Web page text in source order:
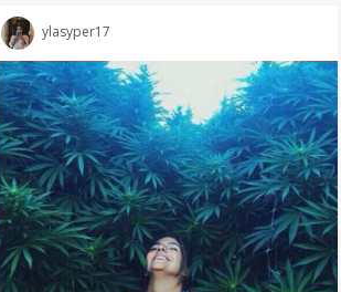
ylasyper17